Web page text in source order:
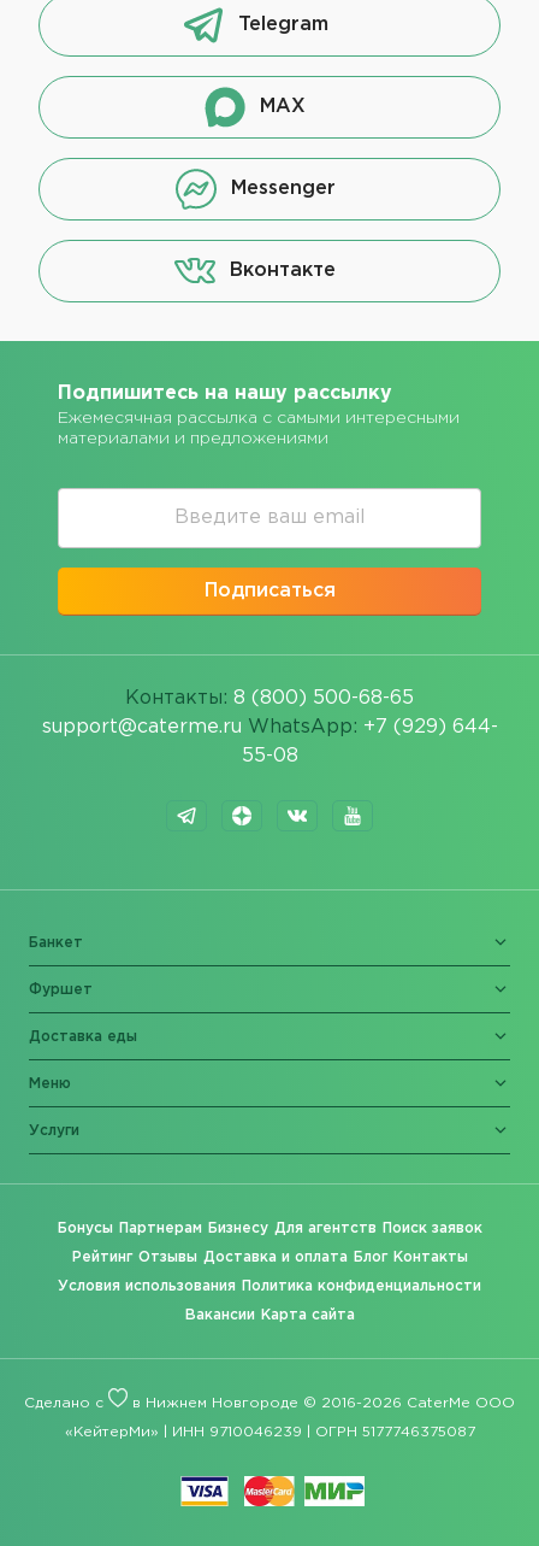
Telegram
MAX
Messenger
Вконтакте
Подпишитесь на нашу рассылку
Ежемесячная рассылка с самыми интересными
материалами и предложениями
Подписаться
Контакты: 8 (800) 500-68-65
support@caterme.ru WhatsApp: +7 (929) 644-
55-08
Банкет
Фуршет
Доставка еды
Меню
Услуги
Бонусы Партнерам Бизнесу Для агентств Поиск заявок
Рейтинг Отзывы Доставка и оплата Блог Контакты
Условия использования Политика конфиденциальности
Вакансии Карта сайта
Сделано с в Нижнем Новгороде © 2016-2026 CaterMe ООО
«КейтерМи» | ИНН 9710046239 | ОГРН 5177746375087